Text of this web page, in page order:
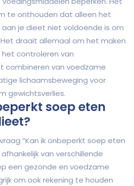
te onthouden dat alleen het
je dieet niet voldoende is om
draait allemaal om het maken
het controleren van
combineren van voedzame
lichaamsbeweging voor
gewichtsverlies.
soep eten
“Kan ik onbeperkt soep eten
van verschillende
een gezonde en voedzame
om ook rekening te houden